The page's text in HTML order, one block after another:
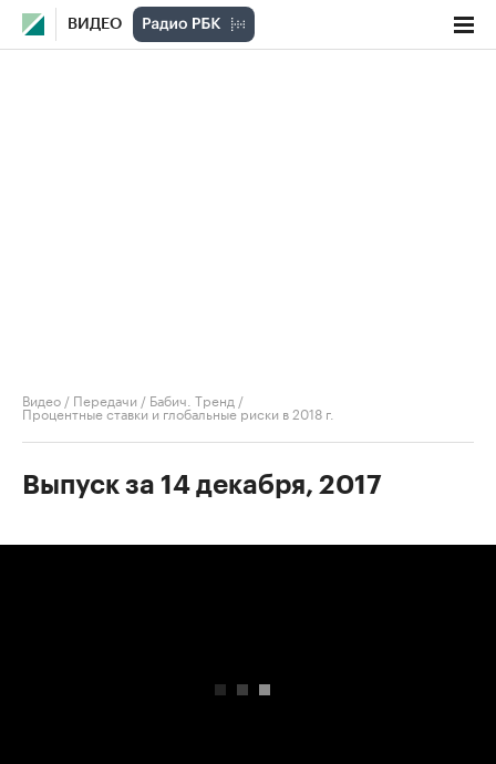
ВИДЕО
Видео / Передачи / Бабич. Тренд /
Процентные ставки и глобальные риски в 2018 г.
Выпуск за 14 декабря, 2017